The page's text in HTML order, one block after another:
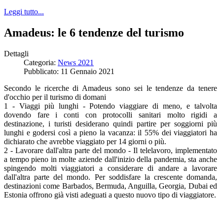
Leggi tutto...
Amadeus: le 6 tendenze del turismo
Dettagli
Categoria: News 2021
Pubblicato: 11 Gennaio 2021
Secondo le ricerche di Amadeus sono sei le tendenze da tenere
d'occhio per il turismo di domani
1 - Viaggi più lunghi - Potendo viaggiare di meno, e talvolta
dovendo fare i conti con protocolli sanitari molto rigidi a
destinazione, i turisti desiderano quindi partire per soggiorni più
lunghi e godersi così a pieno la vacanza: il 55% dei viaggiatori ha
dichiarato che avrebbe viaggiato per 14 giorni o più.
2 - Lavorare dall'altra parte del mondo - Il telelavoro, implementato
a tempo pieno in molte aziende dall'inizio della pandemia, sta anche
spingendo molti viaggiatori a considerare di andare a lavorare
dall'altra parte del mondo. Per soddisfare la crescente domanda,
destinazioni come Barbados, Bermuda, Anguilla, Georgia, Dubai ed
Estonia offrono già visti adeguati a questo nuovo tipo di viaggiatore.